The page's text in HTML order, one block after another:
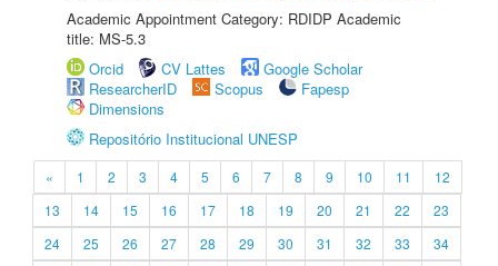
Academic Appointment Category: RDIDP Academic
title: MS-5.3
Orcid
CV Lattes
Google Scholar
ResearcherID
Scopus
Fapesp
Dimensions
Repositório Institucional UNESP
« 1 2 3 4 5 6 7 8 9 10 11
12
13
14 15 16 17 18 19 20 21 22
23
24
25 26 27 28 29 30 31 32 33
34